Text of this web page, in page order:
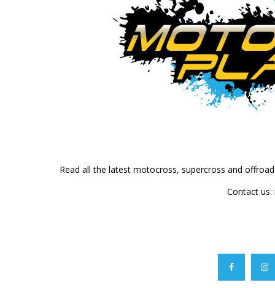
Read all the latest motocross, supercross and
Contact us: